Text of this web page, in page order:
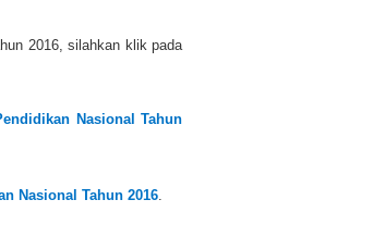
2016, silahkan klik pada
Nasional Tahun
Nasional Tahun 2016.